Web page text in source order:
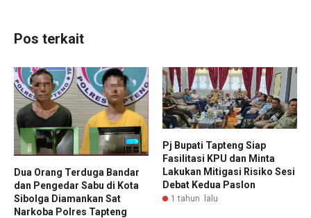
Pos terkait
Dua Orang Terduga Bandar
dan Pengedar Sabu di Kota
Sibolga Diamankan Sat
Narkoba Polres Tapteng
Pj Bupati Tapteng Siap
Fasilitasi KPU dan Minta
Lakukan Mitigasi Risiko Sesi
Debat Kedua Paslon
1 tahun lalu